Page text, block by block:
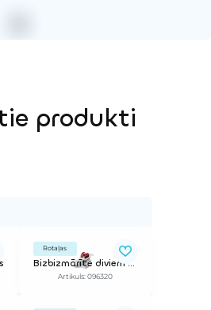
produkti
Rotaļas
Bizbizmārīte diviem (Atsperes balansieris)
Artikuls: 096320